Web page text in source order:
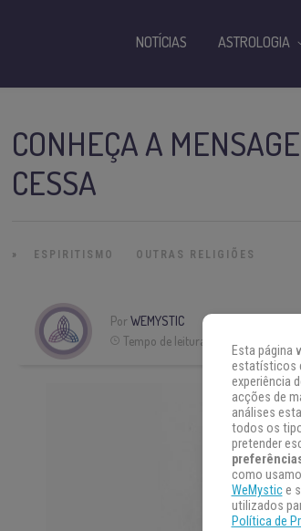
CONHEÇA A
CESSA
» ESPIRITISMO OUTRAS RELIGIÕES
PorWEMYSTIC
Tempo de leitura:
NOTÍCIAS ASTROLOGIA
Esta página
estatísticos
experiência
acções de
análises
todos os
pretender
como
WeMystice
utilizados
Política de